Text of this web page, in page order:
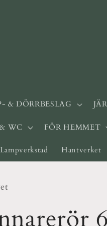
& DÖRRBESLAG
WC FÖR HEMMET
Lampverkstad Hantverket